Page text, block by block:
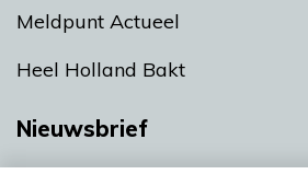
Meldpunt Actueel
Heel Holland Bakt
Nieuwsbrief